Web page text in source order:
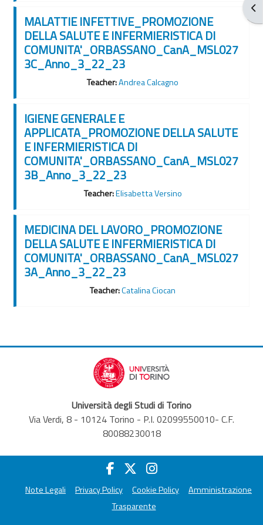
MALATTIE INFETTIVE_PROMOZIONE
DELLA SALUTE E INFERMIERISTICA DI
COMUNITA'_ORBASSANO_CanA_MSL027
3C_Anno_3_22_23
Teacher:Andrea Calcagno
IGIENE GENERALE E
APPLICATA_PROMOZIONE DELLA SALUTE
E INFERMIERISTICA DI
COMUNITA'_ORBASSANO_CanA_MSL027
3B_Anno_3_22_23
Teacher:Elisabetta Versino
MEDICINA DEL LAVORO_PROMOZIONE
DELLA SALUTE E INFERMIERISTICA DI
COMUNITA'_ORBASSANO_CanA_MSL027
3A_Anno_3_22_23
Teacher:Catalina Ciocan
Università degli Studi di Torino
Via Verdi, 8 - 10124 Torino - P.I. 02099550010- C.F.
80088230018
Note Legali Privacy Policy Cookie Policy
Amministrazione
Trasparente